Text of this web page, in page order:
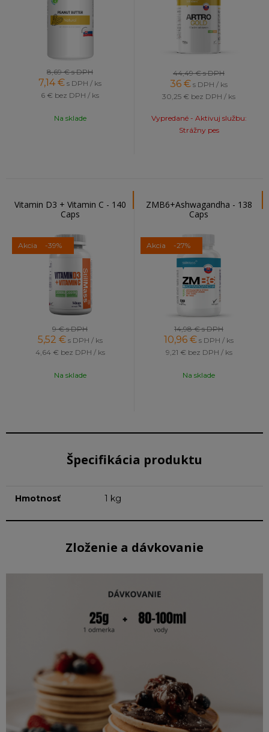
8,69 €s DPH
7,14 € s DPH / ks
6 € bez DPH / ks
Na sklade
44,49 €s DPH
36 € s DPH / ks
30,25 € bez DPH / ks
Vypredané - Aktivuj službu:
Strážny pes
Vitamin D3 + Vitamin C - 140
Caps
Akcia -39%
9 €s DPH
5,52 € s DPH / ks
4,64 € bez DPH / ks
Na sklade
ZMB6+Ashwagandha - 138
Caps
Akcia -27%
14,98 €s DPH
10,96 € s DPH / ks
9,21 € bez DPH / ks
Na sklade
Špecifikácia produktu
Hmotnosť 1 kg
Zloženie a dávkovanie